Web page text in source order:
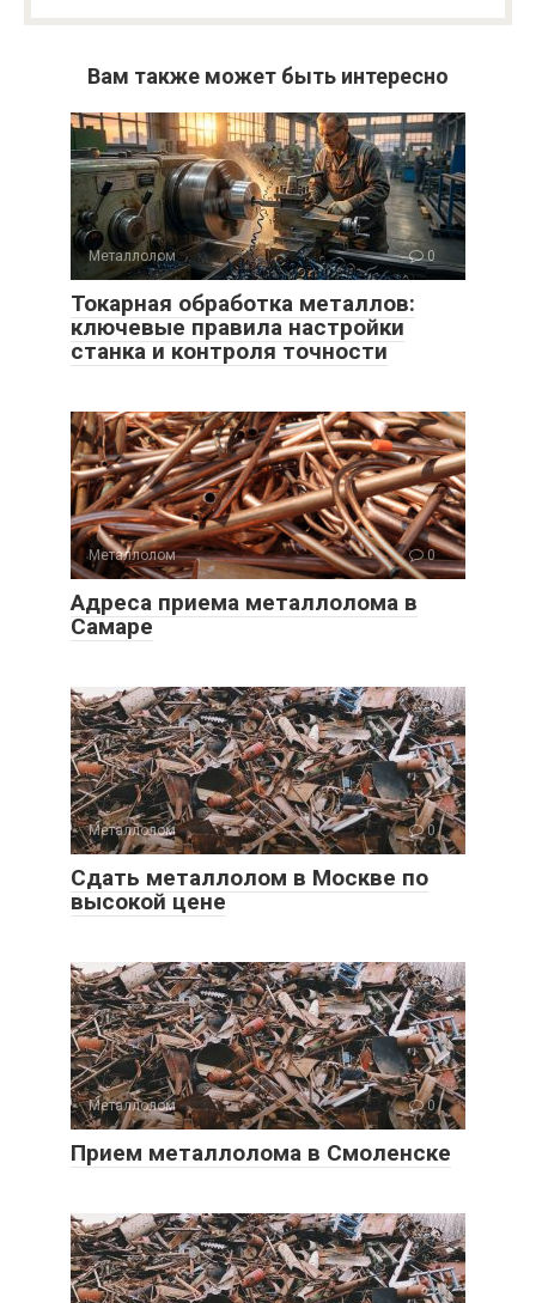
Вам также может быть интересно
Металлолом 0
Токарная обработка металлов:
ключевые правила настройки
станка и контроля точности
Металлолом 0
Адреса приема металлолома в
Самаре
Металлолом 0
Сдать металлолом в Москве по
высокой цене
Металлолом 0
Прием металлолома в Смоленске